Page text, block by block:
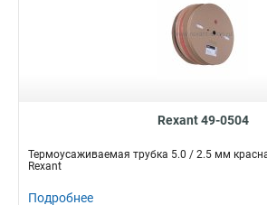
Rexant 49-0504
Термоусаживаемая трубка 5.0 / 2.5 мм
Rexant
Подробнее